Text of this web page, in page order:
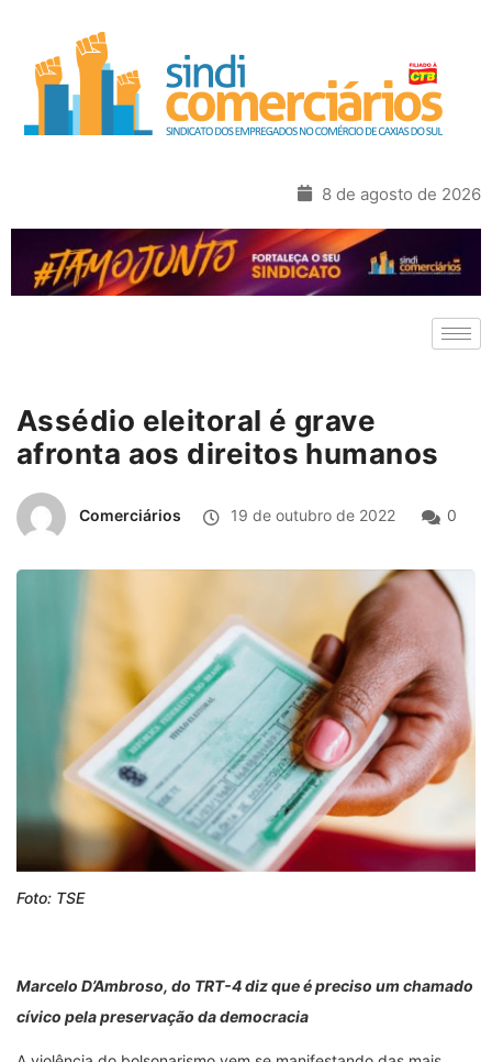
8 de agosto de 2026
Assédio eleitoral é grave
afronta aos direitos humanos
Comerciários 19 de outubro de 2022 0
Foto: TSE
Marcelo D’Ambroso, do TRT-4 diz que é preciso um chamado
cívico pela preservação da democracia